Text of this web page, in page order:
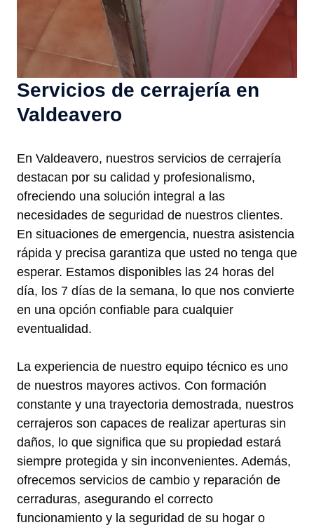
Servicios de cerrajería en
Valdeavero
En Valdeavero, nuestros servicios de cerrajería
destacan por su calidad y profesionalismo,
ofreciendo una solución integral a las
necesidades de seguridad de nuestros clientes.
En situaciones de emergencia, nuestra asistencia
rápida y precisa garantiza que usted no tenga que
esperar. Estamos disponibles las 24 horas del
día, los 7 días de la semana, lo que nos convierte
en una opción confiable para cualquier
eventualidad.
La experiencia de nuestro equipo técnico es uno
de nuestros mayores activos. Con formación
constante y una trayectoria demostrada, nuestros
cerrajeros son capaces de realizar aperturas sin
daños, lo que significa que su propiedad estará
siempre protegida y sin inconvenientes. Además,
ofrecemos servicios de cambio y reparación de
cerraduras, asegurando el correcto
funcionamiento y la seguridad de su hogar o